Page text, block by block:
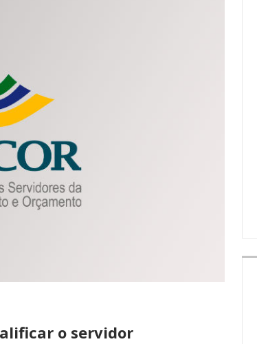
o servidor